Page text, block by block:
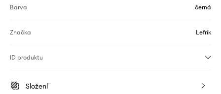
Barva černá
Značka Lefrik
ID produktu
Složení